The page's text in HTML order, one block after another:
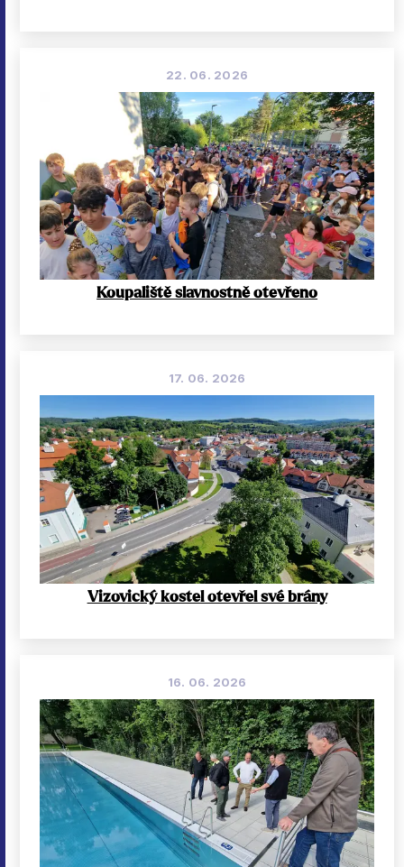
22. 06. 2026
Koupaliště slavnostně otevřeno
17. 06. 2026
Vizovický kostel otevřel své brány
16. 06. 2026